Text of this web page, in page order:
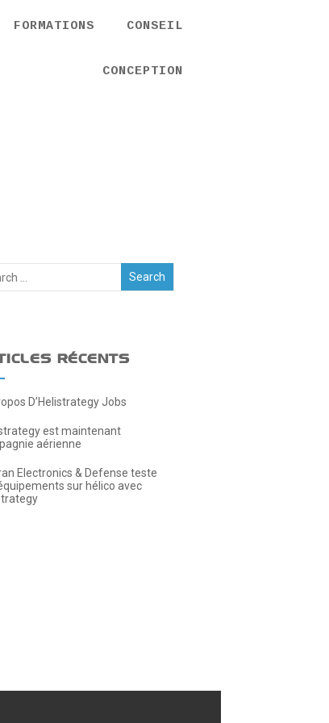
FORMATIONS CONSEIL
CONCEPTION
RÉCENTS
D’Helistrategy Jobs
est maintenant
aérienne
Electronics & Defense teste
sur hélico avec